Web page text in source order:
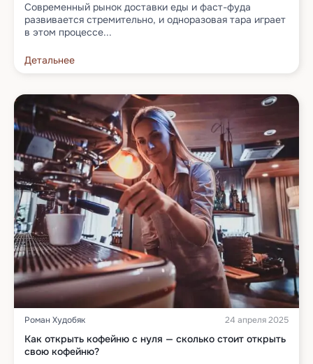
Современный рынок доставки еды и фаст-фуда
развивается стремительно, и одноразовая тара играет
в этом процессе...
Детальнее
Роман Худобяк 24 апреля 2025
Как открыть кофейню с нуля — сколько стоит открыть
свою кофейню?